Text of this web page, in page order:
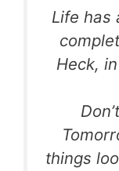
Life has
Heck,
things